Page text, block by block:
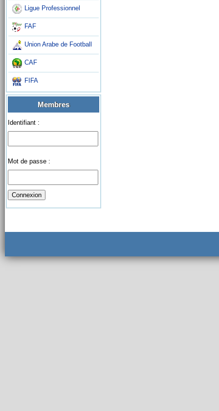
Ligue Professionnel
FAF
Union Arabe de Football
CAF
FIFA
Membres
Identifiant :
Mot de passe :